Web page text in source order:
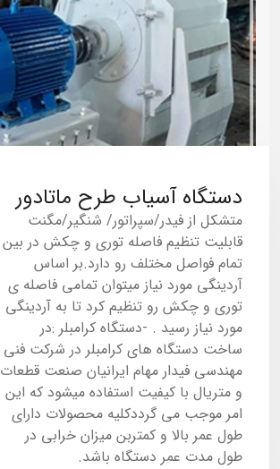
دستگاه آسیاب طرح ماتادور
متشکل از فیدر/سپراتور/ شنگیر/مگنت
قابلیت تنظیم فاصله توری و چکش در بین
تمام فواصل مختلف رو دارد.بر اساس
آردینگی مورد نیاز میتوان تمامی فاصله ی
توری و چکش رو تنظیم کرد تا به آردینگی
مورد نیاز رسید . -دستگاه کرامبلر :در
ساخت دستگاه های کرامبلر در شرکت فنی
مهندسی فیدار مهام ایرانیان صنعت قطعات
و متریال با کیفیت استفاده میشود که این
امر موجب می گرددکلیه محصولات دارای
طول عمر بالا و کمتربن میزان خرابی در
طول مدت عمر دستگاه باشد.